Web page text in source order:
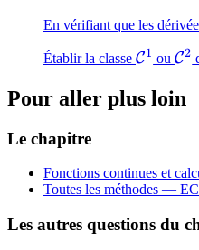
En vérifiant que les
Établir la classe C1 ouC2
Pour aller plus loin
Le chapitre
Fonctions continues et
Toutes les méthodes —
Les autres questions du